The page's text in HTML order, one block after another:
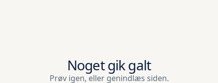
Noget gik galt
Prøv igen, eller genindlæs siden.